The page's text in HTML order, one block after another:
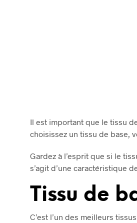
Il est important que le tissu
choisissez un tissu de base,
Gardez à l’esprit que si le
s’agit d’une caractéristique
Tissu de
C’est l’un des meilleurs